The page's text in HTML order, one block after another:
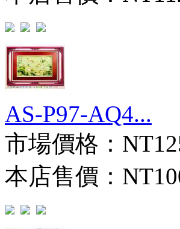
AS-P97-AQ4...
市場價格：
本店售價：